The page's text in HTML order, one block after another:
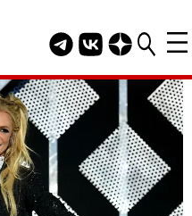
Telegram канал
Группа HELLO
Канал